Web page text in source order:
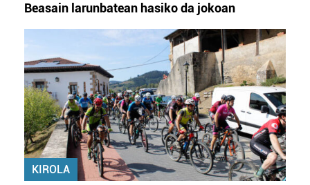
Beasain larunbatean hasiko da jokoan
KIROLA